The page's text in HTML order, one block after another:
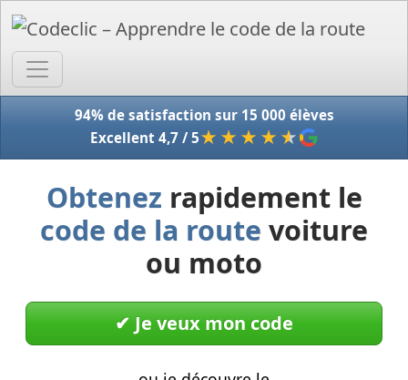
94% de satisfaction sur 15 000 élèves
Excellent 4,7 / 5★★★★ ★
Obtenez rapidement le
code de la route voiture
ou moto
✔︎ Je veux mon code